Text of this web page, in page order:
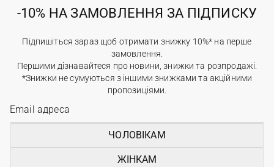
-10% НА ЗАМОВЛЕННЯ ЗА ПІДПИСКУ
Підпишіться зараз щоб отримати знижку 10%* на перше
замовлення.
Першими дізнавайтеся про новини, знижки та розпродажі.
*Знижки не сумуються з іншими знижками та акційними
пропозиціями.
ЧОЛОВІКАМ
ЖІНКАМ